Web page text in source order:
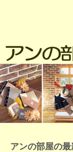
アンの部屋の